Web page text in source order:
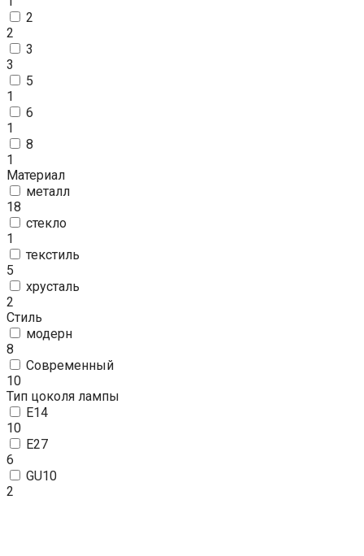
2
2
3
3
5
1
6
1
8
1
Материал
металл
18
стекло
1
текстиль
5
хрусталь
2
Стиль
модерн
8
Современный
10
Тип цоколя лампы
E14
10
E27
6
GU10
2